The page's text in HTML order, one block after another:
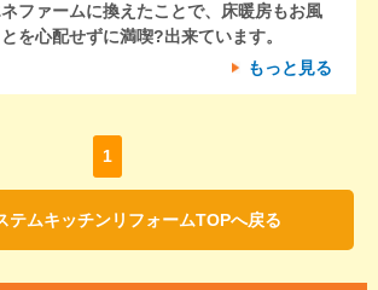
ファームに換えたことで、床暖房もお風
を心配せずに満喫?出来ています。
もっと見る
1
テムキッチンリフォームTOPへ戻る